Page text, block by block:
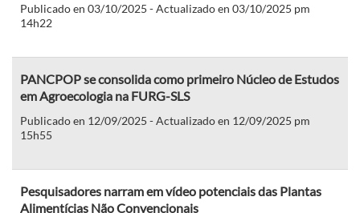
Publicado en 03/10/2025 - Actualizado en 03/10/2025 pm
14h22
PANCPOP se consolida como primeiro Núcleo de Estudos
em Agroecologia na FURG-SLS
Publicado en 12/09/2025 - Actualizado en 12/09/2025 pm
15h55
Pesquisadores narram em vídeo potenciais das Plantas
Alimentícias Não Convencionais